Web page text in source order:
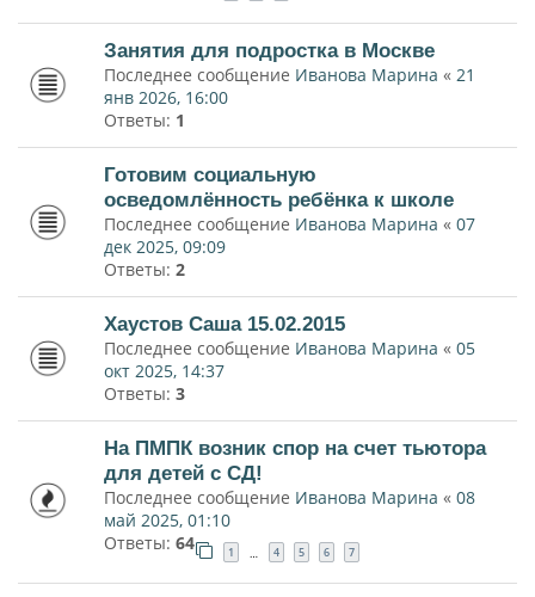
Занятия для подростка в Москве
Последнее сообщение Иванова Марина « 21
янв 2026, 16:00
Ответы: 1
Готовим социальную
осведомлённость ребёнка к школе
Последнее сообщение Иванова Марина « 07
дек 2025, 09:09
Ответы: 2
Хаустов Саша 15.02.2015
Последнее сообщение Иванова Марина « 05
окт 2025, 14:37
Ответы: 3
На ПМПК возник спор на счет тьютора
для детей с СД!
Последнее сообщение Иванова Марина « 08
май 2025, 01:10
Ответы: 64 1 … 4 5 6 7